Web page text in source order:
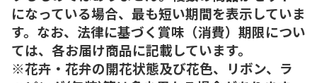
になっている場合、最も短い期間を表示していま
す。なお、法律に基づく賞味（消費）期限につい
ては、各お届け商品に記載しています。
※花卉・花弁の開花状態及び花色、リボン、ラ